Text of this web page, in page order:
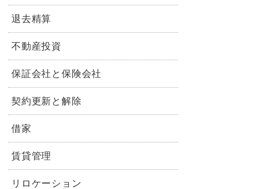
退去精算
不動産投資
保証会社と保険会社
契約更新と解除
借家
賃貸管理
リロケーション